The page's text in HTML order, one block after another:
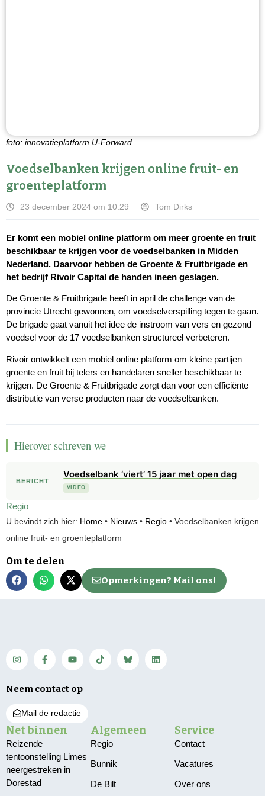
foto: innovatieplatform U-Forward
Voedselbanken krijgen online fruit- en
groenteplatform
23 december 2024 om 10:29 Tom Dirks
Er komt een mobiel online platform om meer groente en fruit
beschikbaar te krijgen voor de voedselbanken in Midden
Nederland. Daarvoor hebben de Groente & Fruitbrigade en
het bedrijf Rivoir Capital de handen ineen geslagen.
De Groente & Fruitbrigade heeft in april de challenge van de
provincie Utrecht gewonnen, om voedselverspilling tegen te gaan.
De brigade gaat vanuit het idee de instroom van vers en gezond
voedsel voor de 17 voedselbanken structureel verbeteren.
Rivoir ontwikkelt een mobiel online platform om kleine partijen
groente en fruit bij telers en handelaren sneller beschikbaar te
krijgen. De Groente & Fruitbrigade zorgt dan voor een efficiënte
distributie van verse producten naar de voedselbanken.
Hierover schreven we
BERICHT
Voedselbank ‘viert’ 15 jaar met open dag
VIDEO
Regio
U bevindt zich hier: Home • Nieuws • Regio • Voedselbanken krijgen
online fruit- en groenteplatform
Om te delen
Opmerkingen? Mail ons!
Neem contact op
Mail de redactie
Net binnen
Reizende
tentoonstelling Limes
neergestreken in
Dorestad
Algemeen
Regio
Bunnik
De Bilt
Service
Contact
Vacatures
Over ons